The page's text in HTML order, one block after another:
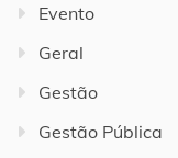
Evento
Geral
Gestão
Gestão Pública